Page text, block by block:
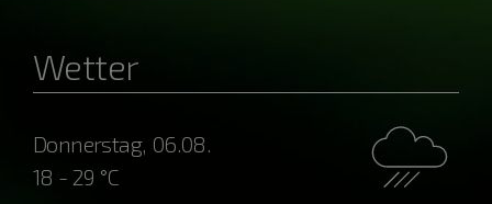
Wetter
Donnerstag, 06.08.
18 - 29 °C